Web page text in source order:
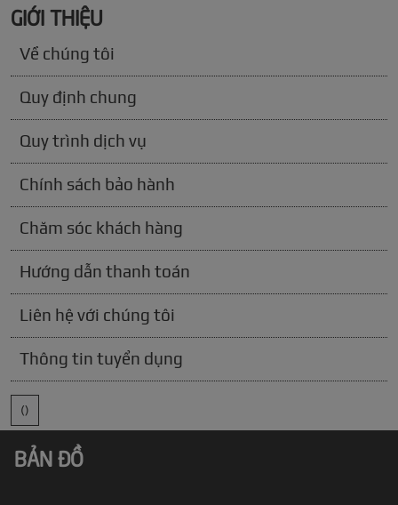
GIỚI THIỆU
Về chúng tôi
Quy định chung
Quy trình dịch vụ
Chính sách bảo hành
Chăm sóc khách hàng
Hướng dẫn thanh toán
Liên hệ với chúng tôi
Thông tin tuyển dụng
()
BẢN ĐỒ